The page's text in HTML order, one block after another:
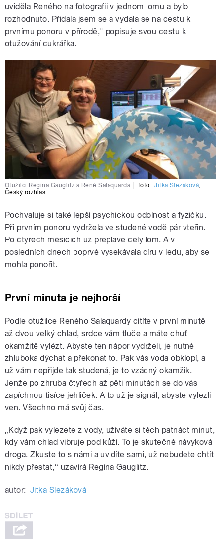
uviděla Reného na fotografii v jednom lomu a bylo
rozhodnuto. Přidala jsem se a vydala se na cestu k
prvnímu ponoru v přírodě," popisuje svou cestu k
otužování cukrářka.
Otužilci Regína Gauglitz a René Salaquarda foto: Jitka Slezáková,
Český rozhlas
Pochvaluje si také lepší psychickou odolnost a fyzičku.
Při prvním ponoru vydržela ve studené vodě pár vteřin.
Po čtyřech měsících už přeplave celý lom. A v
posledních dnech poprvé vysekávala díru v ledu, aby se
mohla ponořit.
První minuta je nejhorší
Podle otužilce Reného Salaquardy cítíte v první minutě
až dvou velký chlad, srdce vám tluče a máte chuť
okamžitě vylézt. Abyste ten nápor vydrželi, je nutné
zhluboka dýchat a překonat to. Pak vás voda obklopí, a
už vám nepřijde tak studená, je to vzácný okamžik.
Jenže po zhruba čtyřech až pěti minutách se do vás
zapíchnou tisíce jehliček. A to už je signál, abyste vylezli
ven. Všechno má svůj čas.
„Když pak vylezete z vody, užíváte si těch patnáct minut,
kdy vám chlad vibruje pod kůží. To je skutečně návyková
droga. Zkuste to s námi a uvidíte sami, už nebudete chtít
nikdy přestat,“ uzavírá Regína Gauglitz.
autor: Jitka Slezáková